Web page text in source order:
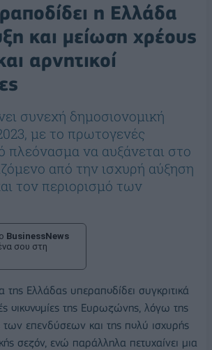
η Ελλάδα
και μείωση χρέους
αρνητικοί
συνεχή δημοσιονομική
με το πρωτογενές
πλεόνασμα να αυξάνεται στο
από την ισχυρή αύξηση
τον περιορισμό των
BusinessNews
σου στη
της Ελλάδας υπεραποδίδει συγκριτικά
οικονομίες της Ευρωζώνης, λόγω της
των επενδύσεων και της πολύ ισχυρής
σεζόν, ενώ παράλληλα πετυχαίνει μια